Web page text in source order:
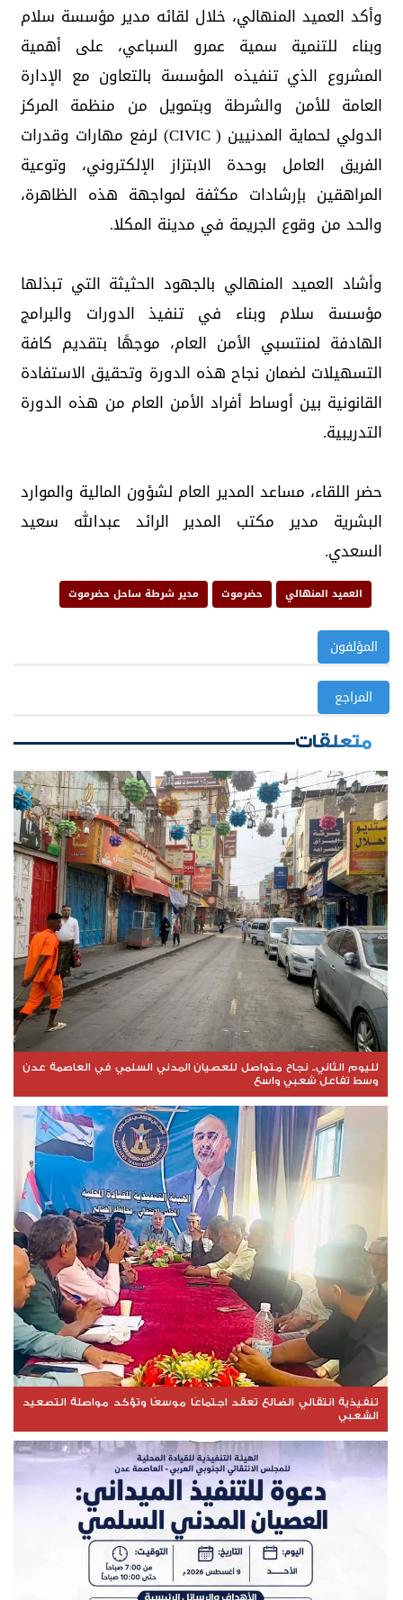
وأكد العميد المنهالي، خلال لقائه مدير مؤسسة سلام
وبناء للتنمية سمية عمرو السباعي، على أهمية
المشروع الذي تنفيذه المؤسسة بالتعاون مع الإدارة
العامة للأمن والشرطة وبتمويل من منظمة المركز
الدولي لحماية المدنيين ( CIVIC) لرفع مهارات وقدرات
الفريق العامل بوحدة الابتزاز الإلكتروني، وتوعية
المراهقين بإرشادات مكثفة لمواجهة هذه الظاهرة،
والحد من وقوع الجريمة في مدينة المكلا.
وأشاد العميد المنهالي بالجهود الحثيثة التي تبذلها
مؤسسة سلام وبناء في تنفيذ الدورات والبرامج
الهادفة لمنتسبي الأمن العام، موجهًا بتقديم كافة
التسهيلات لضمان نجاح هذه الدورة وتحقيق الاستفادة
القانونية بين أوساط أفراد الأمن العام من هذه الدورة
التدريبية.
حضر اللقاء، مساعد المدير العام لشؤون المالية والموارد
البشرية مدير مكتب المدير الرائد عبدالله سعيد
السعدي.
العميد المنهالي حضرموت مدير شرطة ساحل حضرموت
المؤلفون
المراجع
متعلقات
لليوم الثاني.. نجاح متواصل للعصيان المدني السلمي في العاصمة عدن
وسط تفاعل شعبي واسع
تنفيذية انتقالي الضالع تعقد اجتماعًا موسعًا وتؤكد مواصلة التصعيد
الشعبي